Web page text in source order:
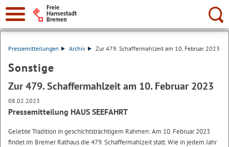
Suche:
Pressemitteilungen Archiv Zur 479. Schaffermahlzeit am 10. Februar 2023
Sonstige
Zur 479. Schaffermahlzeit am 10. Februar 2023
08.02.2023
Pressemitteilung HAUS SEEFAHRT
Gelebte Tradition in geschichtsträchtigem Rahmen: Am 10. Februar 2023
findet im Bremer Rathaus die 479. Schaffermahlzeit statt. Wie in jedem Jahr